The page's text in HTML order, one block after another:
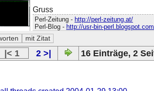
Gruss
Perl-Zeitung - http://perl-zeitung.at/
Perl-Blog - http://usr-bin-
|< 1 2 >| 16 Einträge, 2